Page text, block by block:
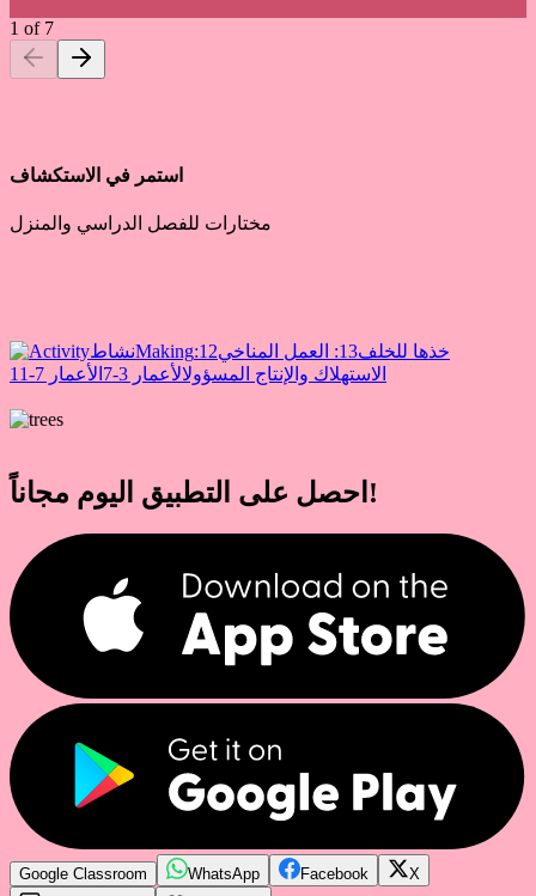
1 of 7
استمر في الاستكشاف
مختارات للفصل الدراسي والمنزل
نشاطMaking خذها للخلف13: العمل المناخي
12:
الاستهلاك والإنتاج المسؤولالأعمار 3-7 الأعمار 7-11
احصل على التطبيق اليوم مجاناً!
Google Classroom WhatsApp Facebook
X